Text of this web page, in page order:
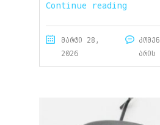
Continue reading
მარტი 28,
2026
არის